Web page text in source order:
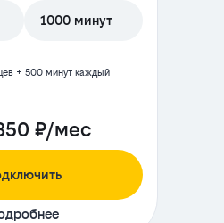
1000 минут
+ 500 минут каждый
₽/мес